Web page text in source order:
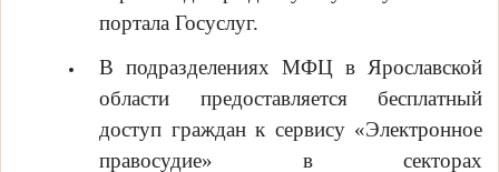
портала Госуслуг.
В подразделениях МФЦ в Ярославской
области предоставляется бесплатный
доступ граждан к сервису «Электронное
правосудие» в секторах